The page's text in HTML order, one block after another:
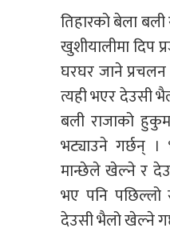
तिहारको बेला
खुशीयालीमा दिप
घरघर जाने
त्यही भएर
बली राजाको
भट्याउने गर्छन् ।
मान्छेले खेल्ने र
भए पनि
देउसी भैलो खेल्ने